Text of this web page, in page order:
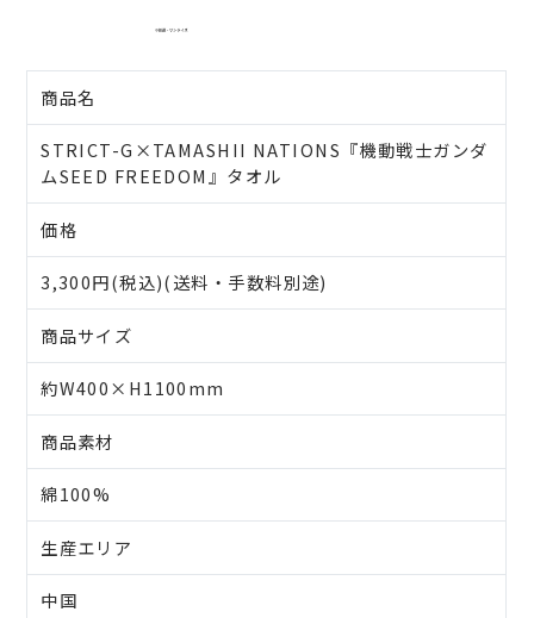
商品名
STRICT-G×TAMASHII NATIONS『機動戦士ガンダ
ムSEED FREEDOM』タオル
価格
3,300円(税込)(送料・手数料別途)
商品サイズ
約W400×H1100mm
商品素材
綿100%
生産エリア
中国